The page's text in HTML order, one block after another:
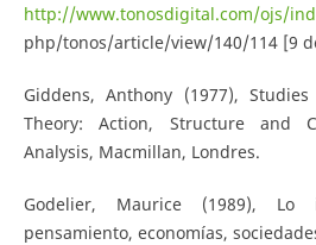
http://www.tonosdigital.com/ojs/
php/tonos/article/view/140/114 [9
Giddens, Anthony (1977),
Theory: Action, Structure and
Analysis, Macmillan, Londres.
Godelier, Maurice (1989),
pensamiento, economías,